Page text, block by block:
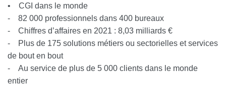
• CGI dans le monde
- 82 000 professionnels dans 400 bureaux
- Chiffres d’affaires en 2021 : 8,03 milliards €
- Plus de 175 solutions métiers ou sectorielles et services
de bout en bout
- Au service de plus de 5 000 clients dans le monde
entier